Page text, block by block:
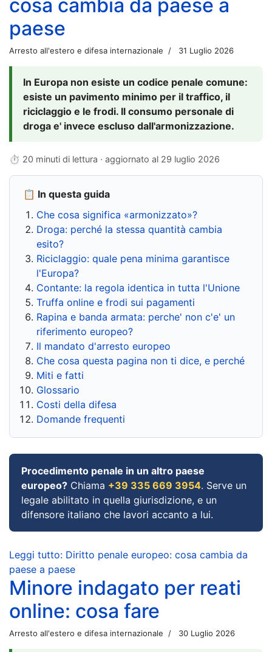
cosa cambia da paese a
paese
Arresto all'estero e difesa internazionale 31 Luglio 2026
In Europa non esiste un codice penale comune:
esiste un pavimento minimo per il traffico, il
riciclaggio e le frodi. Il consumo personale di
droga e' invece escluso dall'armonizzazione.
⏱ 20 minuti di lettura · aggiornato al 29 luglio 2026
📋 In questa guida
Che cosa significa «armonizzato»?
Droga: perché la stessa quantità cambia
esito?
Riciclaggio: quale pena minima garantisce
l'Europa?
Contante: la regola identica in tutta l'Unione
Truffa online e frodi sui pagamenti
Rapina e banda armata: perche' non c'e' un
riferimento europeo?
Il mandato d'arresto europeo
Che cosa questa pagina non ti dice, e perché
Miti e fatti
Glossario
Costi della difesa
Domande frequenti
Procedimento penale in un altro paese
europeo? Chiama +39 335 669 3954. Serve un
legale abilitato in quella giurisdizione, e un
difensore italiano che lavori accanto a lui.
Leggi tutto: Diritto penale europeo: cosa cambia da
paese a paese
Minore indagato per reati
online: cosa fare
Arresto all'estero e difesa internazionale 30 Luglio 2026